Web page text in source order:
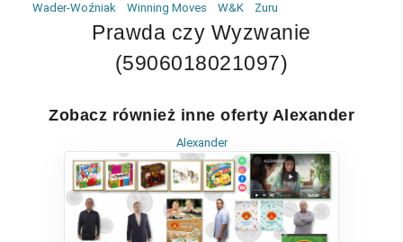
Wader-Woźniak
Winning Moves W&K Zuru
Prawda czy Wyzwanie
(5906018021097)
Zobacz również inne oferty Alexander
Alexander